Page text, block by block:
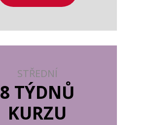
STŘEDNÍ
8 TÝDNŮ
KURZU